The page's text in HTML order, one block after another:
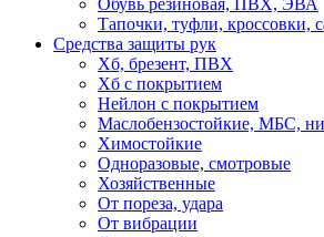
Обувь резиновая, ПВХ, ЭВА
Тапочки, туфли, кроссовки,
Средства защиты рук
Хб, брезент, ПВХ
Хб с покрытием
Нейлон с покрытием
Маслобензостойкие, МБС,
Химостойкие
Одноразовые, смотровые
Хозяйственные
От пореза, удара
От вибрации